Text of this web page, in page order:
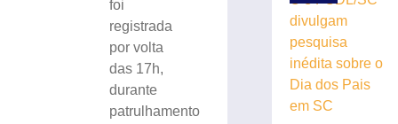
foi
registrada
por volta
das 17h,
durante
patrulhamento
condenado
devolver